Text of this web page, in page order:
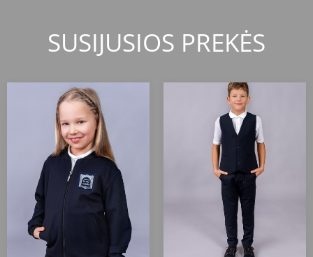
SUSIJUSIOS PREKĖS